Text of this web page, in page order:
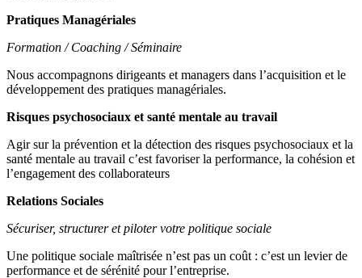
Pratiques Managériales
Formation / Coaching / Séminaire
Nous accompagnons dirigeants et managers dans l’acquisition et le
développement des pratiques managériales.
Risques psychosociaux et santé mentale au travail
Agir sur la prévention et la détection des risques psychosociaux et la
santé mentale au travail c’est favoriser la performance, la cohésion et
l’engagement des collaborateurs
Relations Sociales
Sécuriser, structurer et piloter votre politique sociale
Une politique sociale maîtrisée n’est pas un coût : c’est un levier de
performance et de sérénité pour l’entreprise.